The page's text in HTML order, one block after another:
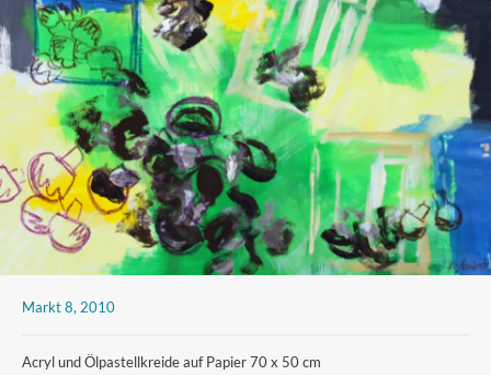
Markt 8, 2010
Acryl und Ölpastellkreide auf Papier 70 x 50 cm